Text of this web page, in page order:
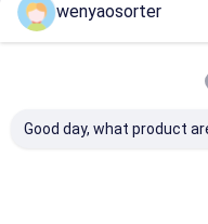
wenyaosorter
Good day, what product